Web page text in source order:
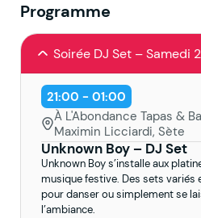
Programme
Soirée DJ Set – Samedi
21:00 - 01:00
À L'Abondance Tapas &
Maximin Licciardi, Sète
Unknown Boy – DJ Set
Unknown Boy s’installe aux
musique festive. Des sets variés
pour danser ou simplement se
l’ambiance.